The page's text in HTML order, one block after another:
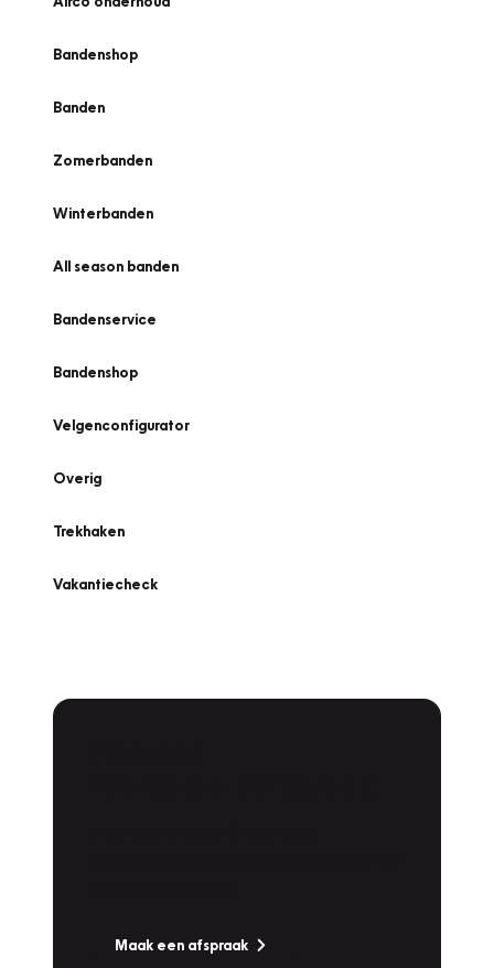
Bandenshop
Banden
Zomerbanden
Winterbanden
All season banden
Bandenservice
Bandenshop
Velgenconfigurator
Overig
Trekhaken
Vakantiecheck
Maak een afspraak